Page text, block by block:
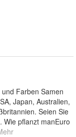
Farben Samen
Japan, Australien,
Seien Sie
Wie pflanzt manEuro